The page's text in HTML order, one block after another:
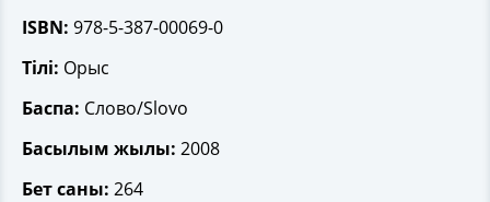
ISBN: 978-5-387-00069-0
Тілі: Орыс
Баспа: Cлово/Slovo
Басылым жылы: 2008
Бет саны: 264